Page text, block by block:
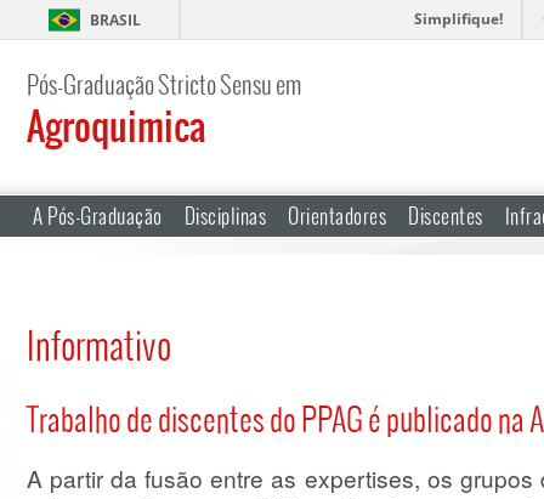
BRASIL Simplifique!
Pós-Graduação Stricto Sensu em
Agroquimica
A Pós-Graduação Disciplinas Orientadores Discentes
Informativo
Trabalho de discentes do PPAG é publicado
A partir da fusão entre as expertises, os